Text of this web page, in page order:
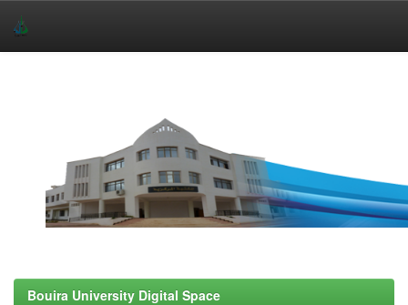
Bouira University Digital Space